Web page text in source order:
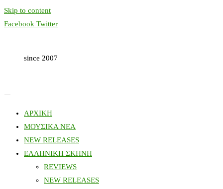
Skip to content
Facebook Twitter
since 2007
ΑΡΧΙΚΗ
ΜΟΥΣΙΚΑ ΝΕΑ
NEW RELEASES
ΕΛΛΗΝΙΚΗ ΣΚΗΝΗ
REVIEWS
NEW RELEASES